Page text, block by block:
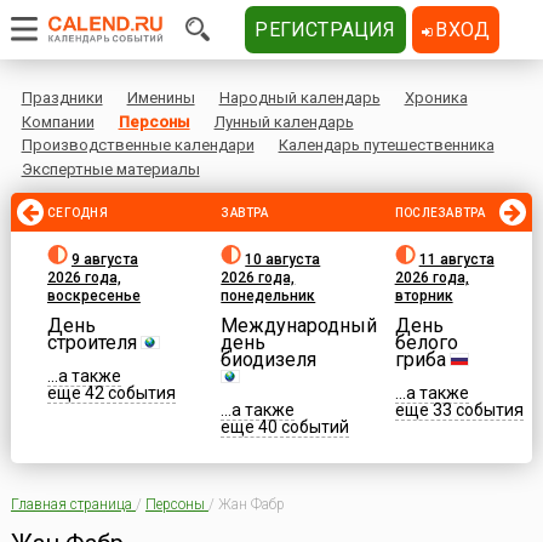
Праздники Именины Народный календарь
Хроника
Компании
Персоны
Лунный календарь
Производственные календари
Календарь путешественника
Экспертные материалы
СЕГОДНЯ
9 августа
2026 года,
воскресенье
День
строителя
...а также
еще 42 события
ЗАВТРА
10 августа
2026 года,
понедельник
Международный
день
биодизеля
...а также
еще 40 событий
ПОСЛЕЗАВТРА
11 августа
2026 года,
вторник
День
белого
гриба
...а также
еще 33 события
Главная страница / Персоны / Жан Фабр
РЕГИСТРАЦИЯ ВХОД